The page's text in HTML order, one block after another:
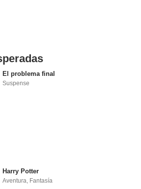
El problema final
Suspense
Harry Potter
Aventura Fantasía